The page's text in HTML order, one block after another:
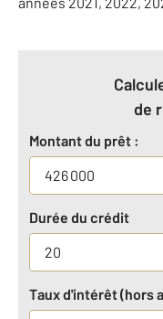
de
Montant du prêt :
Durée du crédit
Taux d'intérêt (hors